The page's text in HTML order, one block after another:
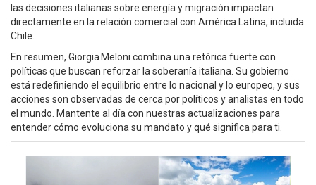
las decisiones italianas sobre energía y migración impactan
directamente en la relación comercial con América Latina, incluida
Chile.
En resumen, Giorgia Meloni combina una retórica fuerte con
políticas que buscan reforzar la soberanía italiana. Su gobierno
está redefiniendo el equilibrio entre lo nacional y lo europeo, y sus
acciones son observadas de cerca por políticos y analistas en todo
el mundo. Mantente al día con nuestras actualizaciones para
entender cómo evoluciona su mandato y qué significa para ti.